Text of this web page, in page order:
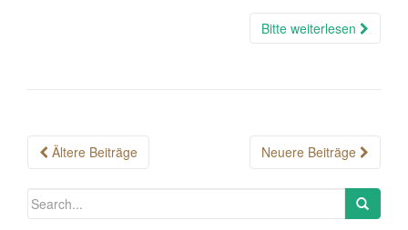
Bitte weiterlesen
Posts
Ältere Beiträge Neuere Beiträge